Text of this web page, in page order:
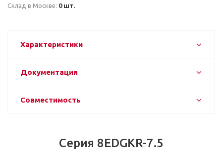
Склад в Москве: 0 шт.
Характеристики
Документация
Совместимость
Серия 8EDGKR-7.5